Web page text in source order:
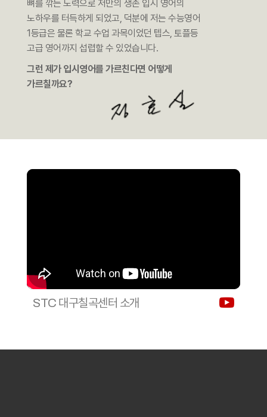
뼈를 깎는 노력으로 저만의 생존 입시 영어의
노하우를 터득하게 되었고, 덕분에 저는 수능영어
1등급은 물론 학교 수업 과목이었던 텝스, 토플등
고급 영어까지 섭렵할 수 있었습니다.
그런 제가 입시영어를 가르친다면 어떻게
가르칠까요?
STC 대구칠곡센터 소개